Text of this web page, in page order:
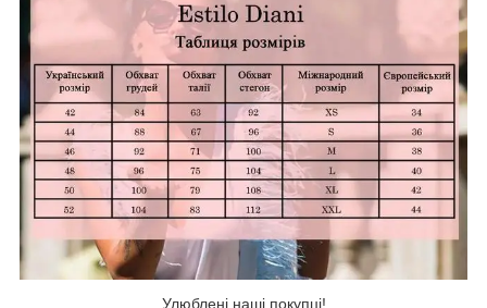
Улюблені наші покупці!